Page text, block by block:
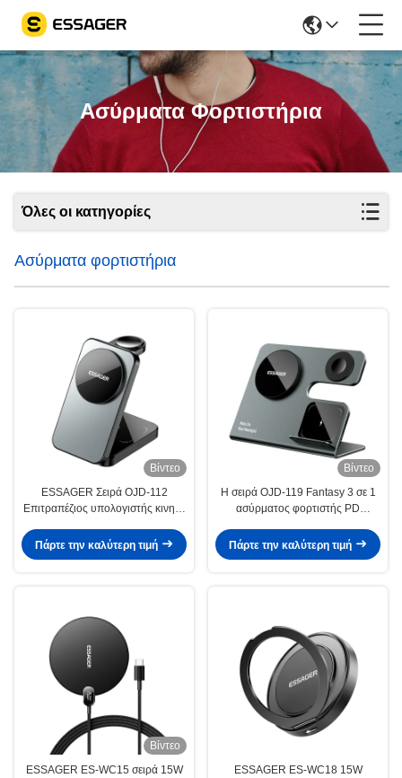
Ασύρματα Φορτιστήρια
Όλες οι κατηγορίες
Ασύρματα φορτιστήρια
Βίντεο
ESSAGER Σειρά OJD-112
Επιτραπέζιος υπολογιστής κινητό
φόρτισης OTP
Πάρτε την καλύτερη τιμή
Βίντεο
Η σειρά OJD-119 Fantasy 3 σε 1
ασύρματος φορτιστής PD
ρολογιού
Πάρτε την καλύτερη τιμή
Βίντεο
ESSAGER ES-WC15 σειρά 15W
ESSAGER ES-WC18 15W